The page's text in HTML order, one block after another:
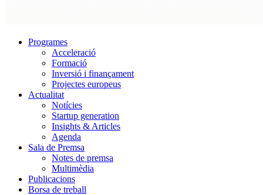
Programes
Acceleració
Formació
Inversió i finançament
Projectes europeus
Actualitat
Notícies
Startup generation
Insights & Articles
Agenda
Sala de Premsa
Notes de premsa
Multimèdia
Publicacions
Borsa de treball